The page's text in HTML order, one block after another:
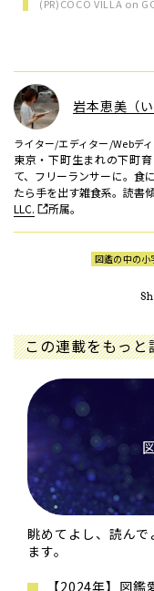
(PR)COCO VILLA on
岩本恵美（
ライター/エディター/Webデ
東京・下町生まれの下町
て、フリーランサーに。食
たら手を出す雑食系。読書
LLC.
所属。
図鑑の中の小
この連載をもっと
眺めてよし、読ん
ます。
【2024年】図